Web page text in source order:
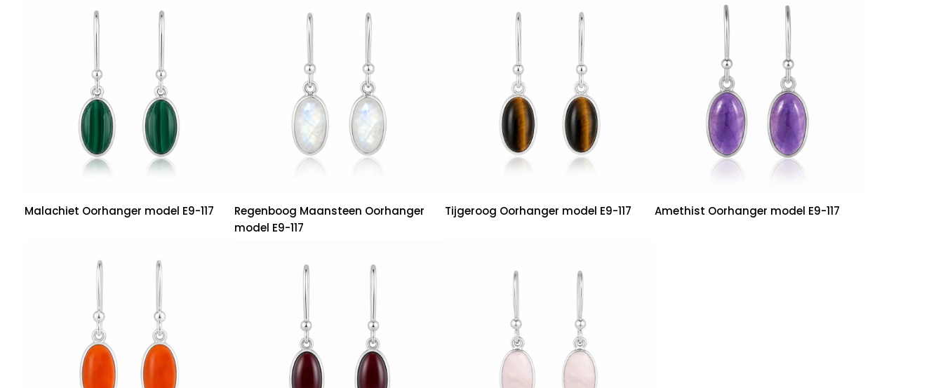
Malachiet Oorhanger model E9-117
Regenboog Maansteen Oorhanger
model E9-117
Tijgeroog Oorhanger model E9-117 Amethist Oorhanger model E9-117